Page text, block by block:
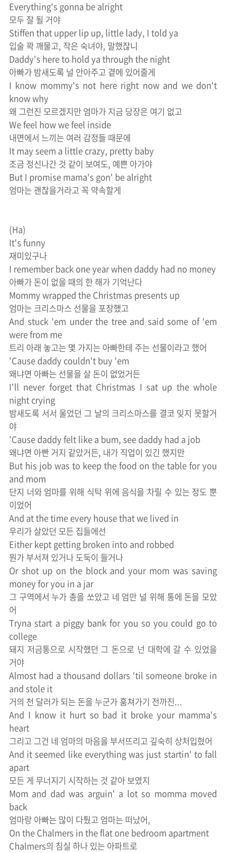
Everything's gonna be alright
모두 잘 될 거야
Stiffen that upper lip up, little lady, I told ya
입술 꽉 깨물고, 작은 숙녀야, 말했잖니
Daddy's here to hold ya through the night
아빠가 밤새도록 널 안아주고 곁에 있어줄게
I know mommy's not here right now and we don't
know why
왜 그런진 모르겠지만 엄마가 지금 당장은 여기 없고
We feel how we feel inside
내면에서 느끼는 여러 감정들 때문에
It may seem a little crazy, pretty baby
조금 정신나간 것 같이 보여도, 예쁜 아가야
But I promise mama's gon' be alright
엄마는 괜찮을거라고 꼭 약속할게
(Ha)
It's funny
재미있구나
I remember back one year when daddy had no money
아빠가 돈이 없을 때의 한 해가 기억난다
Mommy wrapped the Christmas presents up
엄마는 크리스마스 선물을 포장했고
And stuck 'em under the tree and said some of 'em
were from me
트리 아래 놓고는 몇 가지는 아빠한테 주는 선물이라고 했어
'Cause daddy couldn't buy 'em
왜냐면 아빠는 선물을 살 돈이 없었거든
I'll never forget that Christmas I sat up the whole
night crying
밤새도록 서서 울었던 그 날의 크리스마스를 결코 잊지 못할거
야
'Cause daddy felt like a bum, see daddy had a job
왜냐면 아빤 거지 같았거든, 내가 직업이 있긴 했지만
But his job was to keep the food on the table for you
and mom
단지 너와 엄마를 위해 식탁 위에 음식을 차릴 수 있는 정도 뿐
이었어
And at the time every house that we lived in
우리가 살았던 모든 집들에선
Either kept getting broken into and robbed
뭔가 부서져 있거나 도둑이 들거나
Or shot up on the block and your mom was saving
money for you in a jar
그 구역에서 누가 총을 쏘았고 네 엄만 널 위해 통에 돈을 모았
어
Tryna start a piggy bank for you so you could go to
college
돼지 저금통으로 시작했던 그 돈으로 넌 대학에 갈 수 있었을
거야
Almost had a thousand dollars 'til someone broke in
and stole it
거의 천 달러가 되는 돈을 누군가 훔쳐가기 전까진...
And I know it hurt so bad it broke your mamma's
heart
그리고 그건 네 엄마의 마음을 부서뜨리고 깊숙히 상처입혔어
And it seemed like everything was just startin' to fall
apart
모든 게 무너지기 시작하는 것 같아 보였지
Mom and dad was arguin' a lot so momma moved
back
엄마랑 아빠는 많이 다퉜고 엄마는 떠났어,
On the Chalmers in the flat one bedroom apartment
Chalmers의 침실 하나 있는 아파트로